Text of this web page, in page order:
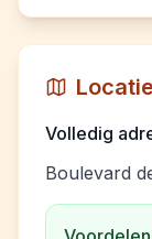
Volledig
Boulevard